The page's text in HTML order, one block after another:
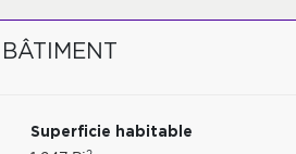
Superficie habitable